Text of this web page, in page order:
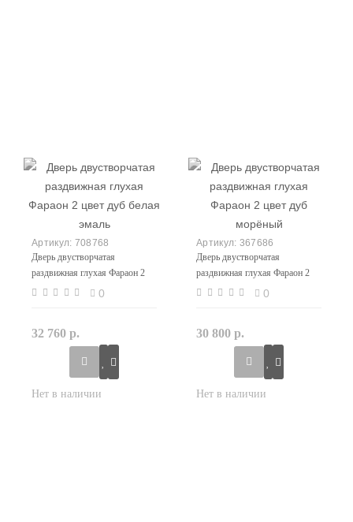
708768
Дверь двустворчатая
раздвижная глухая Фараон 2
цвет дуб белая эмаль
0
32 760 р.
367686
Дверь двустворчатая
раздвижная глухая Фараон 2
цвет дуб морёный
0
30 800 р.